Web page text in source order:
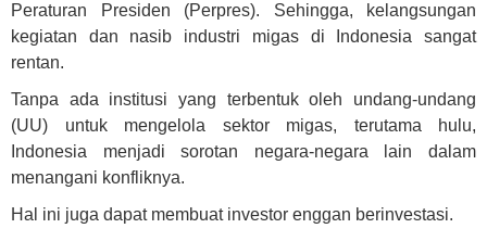
Peraturan Presiden (Perpres). Sehingga, kelangsungan
kegiatan dan nasib industri migas di Indonesia sangat
rentan.
Tanpa ada institusi yang terbentuk oleh undang-undang
(UU) untuk mengelola sektor migas, terutama hulu,
Indonesia menjadi sorotan negara-negara lain dalam
menangani konfliknya.
Hal ini juga dapat membuat investor enggan berinvestasi.